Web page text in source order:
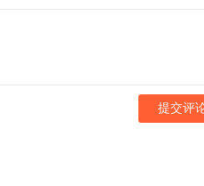
提交评